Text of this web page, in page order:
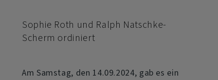
Sophie Roth und Ralph Natschke-
Scherm ordiniert
Am Samstag, den 14.09.2024, gab es ein